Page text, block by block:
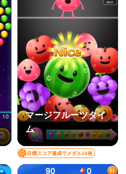
マージフルーツタイ
ム
目標スコア達成でメダル10枚